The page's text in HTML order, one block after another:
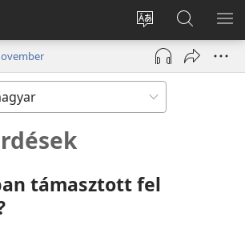
Oldal
nyelvének
megváltoztatása
Bejelentkezés
(opens
window)
Keresés
a jw.org
honlapon
támasztott fel